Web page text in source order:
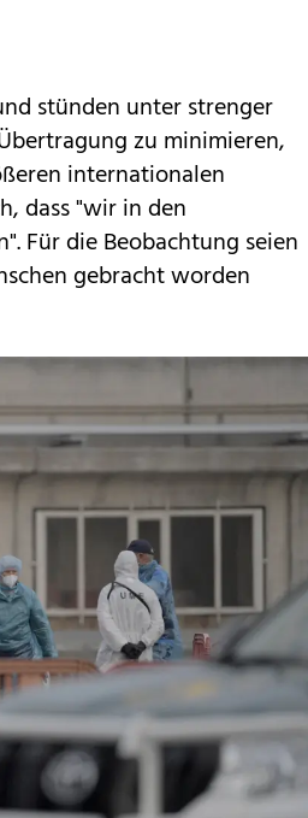
stünden unter strenger
zu minimieren,
internationalen
dass "wir in den
Für die Beobachtung seien
gebracht worden